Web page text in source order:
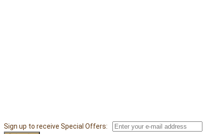
Sign up to receive Special Offers: